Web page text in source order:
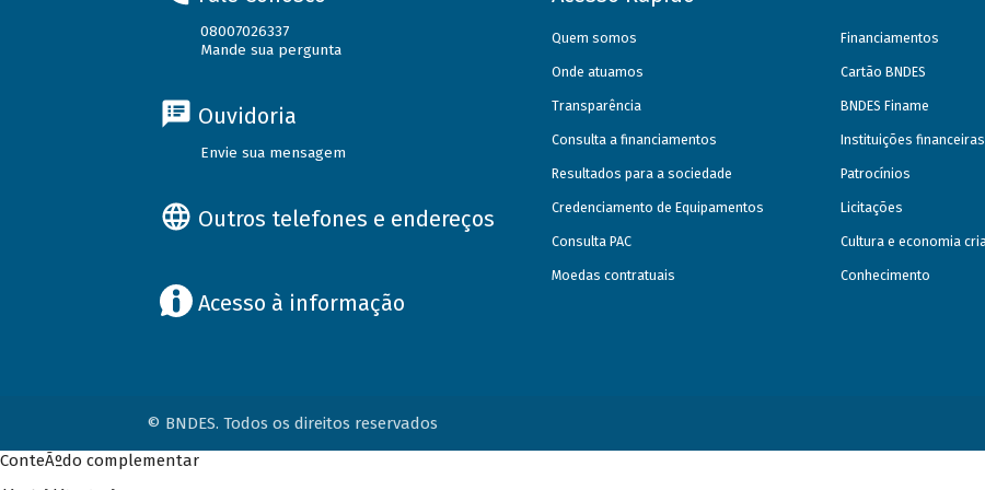
08007026337
Mande sua pergunta
Ouvidoria
Envie sua mensagem
Outros telefones e endereços
Acesso à informação
Quem somos
Onde atuamos
Transparência
Consulta a financiamentos
Resultados para a sociedade
Credenciamento de Equipamentos
Consulta PAC
Moedas contratuais
Financiamentos
Cartão BNDES
BNDES Finame
Instituições
Patrocínios
Licitações
Cultura e economia
Conhecimento
© BNDES. Todos os direitos reservados
ConteÃºdo complementar